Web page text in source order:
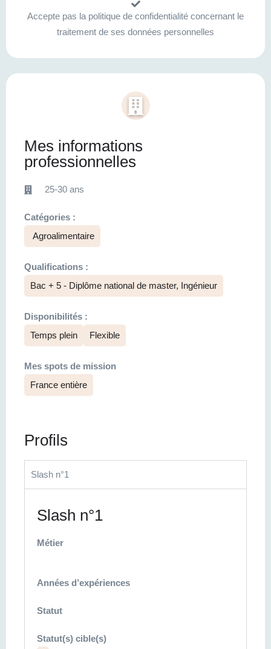
Accepte pas la politique de confidentialité concernant le
traitement de ses données personnelles
Mes informations
professionnelles
25-30 ans
Catégories :
Agroalimentaire
Qualifications :
Bac + 5 - Diplôme national de master, Ingénieur
Disponibilités :
Temps plein
Flexible
Mes spots de mission
France entière
Profils
Slash n°1
Slash n°1
Métier
Années d’expériences
Statut
Statut(s) cible(s)